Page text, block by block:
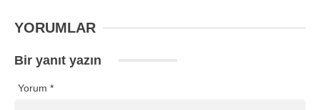
YORUMLAR
Bir yanıt yazın
Yorum *